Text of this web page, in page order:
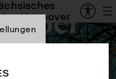
Hannover